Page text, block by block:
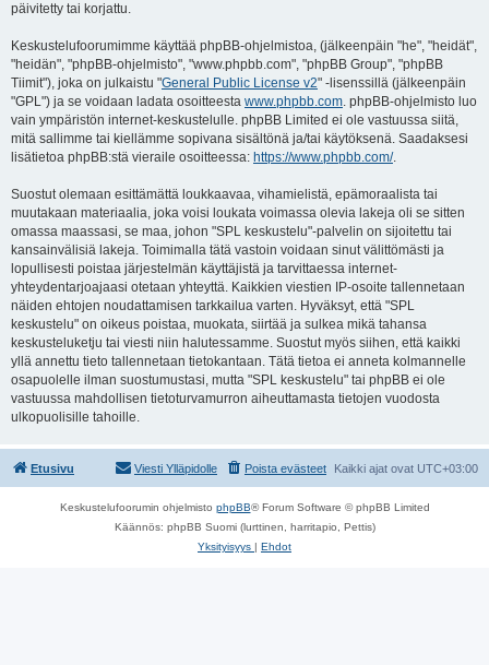
päivitetty tai korjattu.
Keskustelufoorumimme käyttää phpBB-ohjelmistoa, (jälkeenpäin "he", "heidät",
"heidän", "phpBB-ohjelmisto", "www.phpbb.com", "phpBB Group", "phpBB
Tiimit"), joka on julkaistu "General Public License v2" -lisenssillä (jälkeenpäin
"GPL") ja se voidaan ladata osoitteesta www.phpbb.com. phpBB-ohjelmisto luo
vain ympäristön internet-keskustelulle. phpBB Limited ei ole vastuussa siitä,
mitä sallimme tai kiellämme sopivana sisältönä ja/tai käytöksenä. Saadaksesi
lisätietoa phpBB:stä vieraile osoitteessa: https://www.phpbb.com/.
Suostut olemaan esittämättä loukkaavaa, vihamielistä, epämoraalista tai
muutakaan materiaalia, joka voisi loukata voimassa olevia lakeja oli se sitten
omassa maassasi, se maa, johon "SPL keskustelu"-palvelin on sijoitettu tai
kansainvälisiä lakeja. Toimimalla tätä vastoin voidaan sinut välittömästi ja
lopullisesti poistaa järjestelmän käyttäjistä ja tarvittaessa internet-
yhteydentarjoajaasi otetaan yhteyttä. Kaikkien viestien IP-osoite tallennetaan
näiden ehtojen noudattamisen tarkkailua varten. Hyväksyt, että "SPL
keskustelu" on oikeus poistaa, muokata, siirtää ja sulkea mikä tahansa
keskusteluketju tai viesti niin halutessamme. Suostut myös siihen, että kaikki
yllä annettu tieto tallennetaan tietokantaan. Tätä tietoa ei anneta kolmannelle
osapuolelle ilman suostumustasi, mutta "SPL keskustelu" tai phpBB ei ole
vastuussa mahdollisen tietoturvamurron aiheuttamasta tietojen vuodosta
ulkopuolisille tahoille.
Etusivu Kaikki ajat ovat UTC+03:00
Poista evästeet
Viesti Ylläpidolle
Keskustelufoorumin ohjelmisto phpBB® Forum Software © phpBB Limited
Käännös: phpBB Suomi (lurttinen, harritapio, Pettis)
Yksityisyys | Ehdot